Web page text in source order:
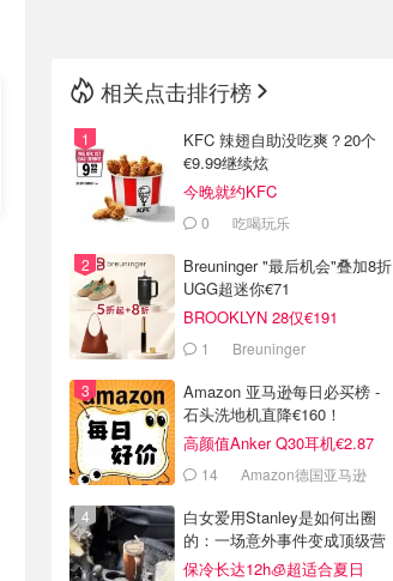
相关点击排行榜
KFC 辣翅自助没吃爽？20个
€9.99继续炫
今晚就约KFC
0 吃喝玩乐
Breuninger "最后机会"叠加8折
UGG超迷你€71
BROOKLYN 28仅€191
1 Breuninger
Amazon 亚马逊每日必买榜 -
石头洗地机直降€160！
高颜值Anker Q30耳机€2.87
14 Amazon德国亚马逊
白女爱用Stanley是如何出圈
的：一场意外事件变成顶级营
销案例
保冷长达12h🧊超适合夏日